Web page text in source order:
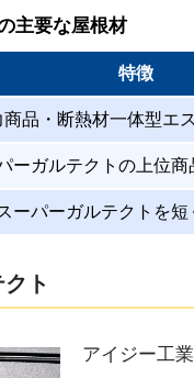
主要な屋根材
特徴
商品・断熱材一体型エ
ーガルテクトの上位
ーパーガルテクトを短
ト
アイジー工